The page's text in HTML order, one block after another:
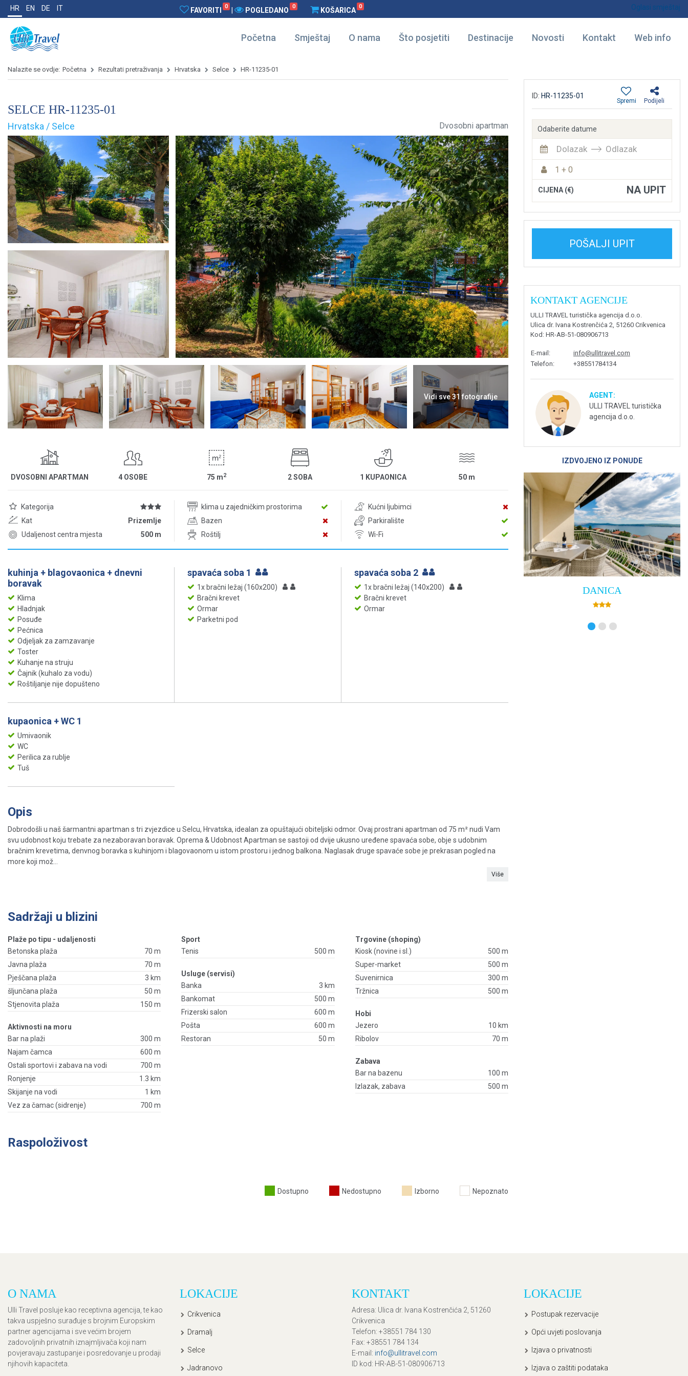
HR EN DE IT FAVORITI 0 POGLEDANO 0 KOŠARICA 0 Oglasi smještaj
Početna Smještaj O nama Što posjetiti Destinacije Novosti Kontakt Web info
Nalazite se ovdje: Početna Rezultati pretraživanja Hrvatska Selce HR-11235-01
SELCE HR-11235-01
Hrvatska / Selce Dvosobni apartman
Vidi sve 31 fotografije
DVOSOBNI APARTMAN 4 OSOBE 75 m2 2 SOBA 1 KUPAONICA 50 m
Kategorija klima u zajedničkim prostorima
Kućni ljubimci
Kat
Prizemlje Bazen
Parkiralište
Udaljenost centra mjesta
500 m Roštilj Wi-Fi
kuhinja + blagovaonica + dnevni
boravak
Klima
Hladnjak
Posuđe
Pećnica
Odjeljak za zamzavanje
Toster
Kuhanje na struju
Čajnik (kuhalo za vodu)
Roštiljanje nije dopušteno
spavaća soba 1
1x bračni ležaj (160x200)
Bračni krevet
Ormar
Parketni pod
spavaća soba 2
1x bračni ležaj (140x200)
Bračni krevet
Ormar
kupaonica + WC 1
Umivaonik
WC
Perilica za rublje
Tuš
Opis
Dobrodošli u naš šarmantni apartman s tri zvjezdice u Selcu, Hrvatska, idealan za opuštajući obiteljski odmor. Ovaj prostrani apartman od 75 m² nudi Vam
svu udobnost koju trebate za nezaboravan boravak. Oprema & Udobnost Apartman se sastoji od dvije ukusno uređene spavaća sobe, obje s udobnim
bračnim krevetima, denvnog boravka s kuhinjom i blagovaonom u istom prostoru i jednog balkona. Naglasak druge spavaće sobe je prekrasan pogled na
more koji mož...
Više
Sadržaji u blizini
Plaže po tipu - udaljenosti
Betonska plaža
70 m
Javna plaža
70 m
Pješčana plaža
3 km
šljunčana plaža
50 m
Stjenovita plaža
150 m
Aktivnosti na moru
Bar na plaži
300 m
Najam čamca
600 m
Ostali sportovi i zabava na vodi
700 m
Ronjenje
1.3 km
Skijanje na vodi
1 km
Vez za čamac (sidrenje)
700 m
Sport
Tenis
500 m
Usluge (servisi)
Banka
3 km
Bankomat
500 m
Frizerski salon
600 m
Pošta
600 m
Restoran
50 m
Trgovine (shoping)
Kiosk (novine i sl.)
500 m
Super-market
500 m
Suvenirnica
300 m
Tržnica
500 m
Hobi
Jezero
10 km
Ribolov
70 m
Zabava
Bar na bazenu
100 m
Izlazak, zabava
500 m
Raspoloživost
Dostupno Nedostupno Izborno Nepoznato
ID: HR-11235-01
Podijeli
Spremi
Odaberite datume
Dolazak Odlazak
1 + 0
CIJENA (€) NA UPIT
POŠALJI UPIT
KONTAKT AGENCIJE
ULLI TRAVEL turistička agencija d.o.o.
Ulica dr. Ivana Kostrenčića 2, 51260 Crikvenica
Kod : HR-AB-51-080906713
E-mail :
info@ullitravel.com
Telefon: +38551784134
AGENT:
ULLI TRAVEL turistička
agencija d.o.o.
IZDVOJENO IZ PONUDE
DANICA
O NAMA
Ulli Travel posluje kao receptivna agencija, te kao
takva uspješno surađuje s brojnim Europskim
partner agencijama i sve većim brojem
zadovoljnih privatnih iznajmljivača koji nam
povjeravaju zastupanje i posredovanje u prodaji
njihovih kapaciteta.
LOKACIJE
Crikvenica
Dramalj
Selce
Jadranovo
KONTAKT
Adresa: Ulica dr. Ivana Kostrenčića 2, 51260
Crikvenica
Telefon: +38551 784 130
Fax: +38551 784 134
E-mail : info@ullitravel.com
ID kod: HR-AB-51-080906713
LOKACIJE
Postupak rezervacije
Opći uvjeti poslovanja
Izjava o privatnosti
Izjava o zaštiti podataka